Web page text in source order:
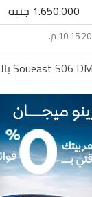
1.650.000 جنيه